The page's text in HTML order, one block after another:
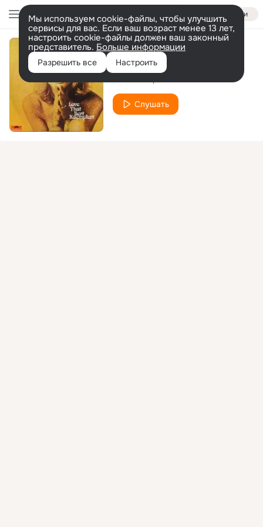
Войти
Мы используем cookie-файлы, чтобы улучшить
сервисы для вас. Если ваш возраст менее 13 лет,
настроить cookie-файлы должен ваш законный
представитель. Больше информации
Разрешить все Настроить
Lonely Is The Name
Слушать